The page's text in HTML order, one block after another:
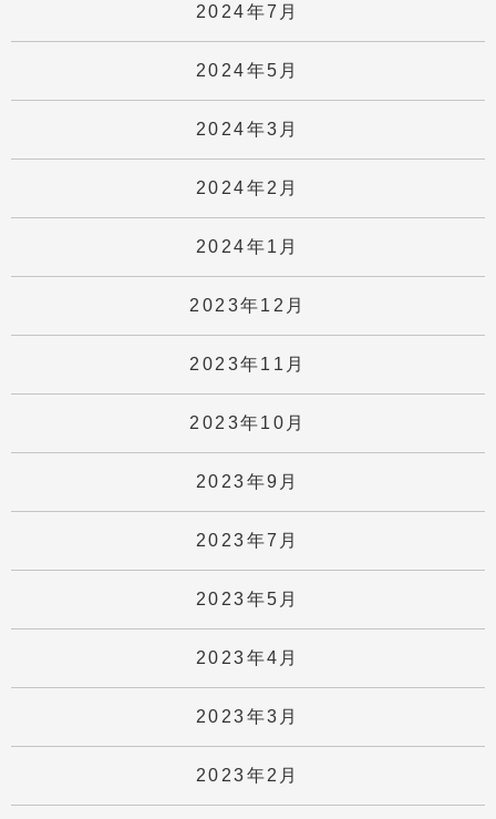
2024年7月
2024年5月
2024年3月
2024年2月
2024年1月
2023年12月
2023年11月
2023年10月
2023年9月
2023年7月
2023年5月
2023年4月
2023年3月
2023年2月